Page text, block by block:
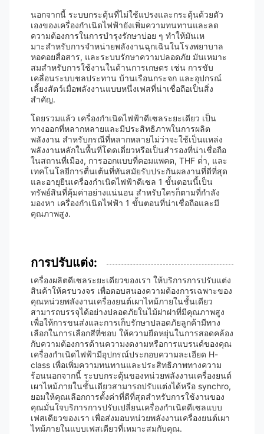
นอกจากนี้ ระบบกระตุ้นที่ไม่ใช้แปรงและกระตุ้นด้วยตัว
เองของเครื่องกําเนิดไฟฟ้ายังเพิ่มความทนทานและลด
ความต้องการในการบํารุงรักษาบ่อย ๆ ทําให้มันเห
มาะสําหรับการจําหน่ายพลังงานฉุกเฉินในโรงพยาบาล
หอคอยสื่อสาร, และระบบรักษาความปลอดภัย มันเหมาะ
สมสําหรับการใช้งานในด้านการเกษตร เช่น การขับ
เคลื่อนระบบชลประทาน บ้านเรือนกระจก และอุปกรณ์
เลี้ยงสัตว์เมื่อพลังงานแบบหนึ่งเฟสที่น่าเชื่อถือเป็นสิ่ง
สําคัญ.
โดยรวมแล้ว เครื่องกําเนิดไฟฟ้าดีเซลระยะเดียว เป็น
ทางออกที่หลากหลายและมีประสิทธิภาพในการผลิต
พลังงาน สําหรับกรณีที่หลากหลายไม่ว่าจะใช้เป็นแหล่ง
พลังงานหลักในพื้นที่โดดเดี่ยวหรือเป็นสํารองที่น่าเชื่อถือ
ในสถานที่เมือง, การออกแบบที่คอมแพคต, THF ต่ํา, และ
เทคโนโลยีการตื่นเต้นที่ทันสมัยรับประกันผลงานที่ดีที่สุด
และอายุยืนเครื่องกําเนิดไฟฟ้าดีเซล 1 ขั้นตอนนี้เป็น
ทรัพย์สินที่คุ้มค่าอย่างแน่นอน สําหรับใครก็ตามที่กําลัง
มองหา เครื่องกําเนิดไฟฟ้า 1 ขั้นตอนที่น่าเชื่อถือและมี
คุณภาพสูง.
การปรับแต่ง:
เครื่องผลิตดีเซลระยะเดียวของเรา ให้บริการการปรับแต่ง
สินค้าให้ครบวงจร เพื่อตอบสนองความต้องการเฉพาะของ
คุณหน่วยพลังงานเครื่องยนต์เผาไหม้ภายในชั้นเดียว
สามารถบรรจุได้อย่างปลอดภัยในไม้ฝาฝาที่มีคุณภาพสูง
เพื่อให้การขนส่งและการเก็บรักษาปลอดภัยลูกค้ามีทาง
เลือกในการเลือกสีที่ชอบ ให้ความยืดหยุ่นในการสอดคล้อง
กับความต้องการด้านความงดงามหรือการแบรนด์ของคุณ
เครื่องกําเนิดไฟฟ้ามีอุปกรณ์ประกอบความละเอียด H-
class เพื่อเพิ่มความทนทานและประสิทธิภาพทางความ
ร้อนนอกจากนี้ ระบบกระตุ้นของหน่วยพลังงานเครื่องยนต์
เผาไหม้ภายในชั้นเดียวสามารถปรับแต่งได้หรือ synchro,
ยอมให้คุณเลือกการตั้งค่าที่ดีที่สุดสําหรับการใช้งานของ
คุณมั่นใจบริการการปรับเปลี่ยนเครื่องกําเนิดดีเซลแบบ
เฟสเดียวของเรา เพื่อส่งมอบหน่วยพลังงานเครื่องยนต์เผา
ไหม้ภายในแบบเฟสเดียวที่เหมาะสมกับคุณ.